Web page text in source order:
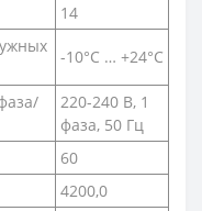
14
-10°C … +24°C
220-240 В, 1
фаза, 50 Гц
60
4200,0